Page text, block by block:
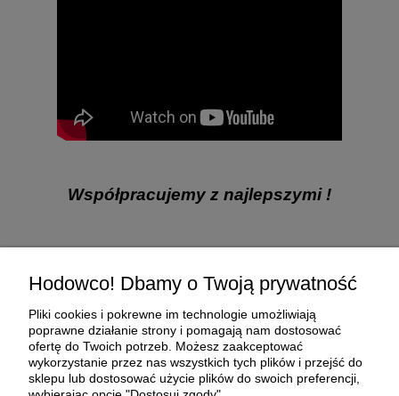
Współpracujemy z najlepszymi !
Moje konto
Płatności i dostawa
Hodowco! Dbamy o Twoją prywatność
Pliki cookies i pokrewne im technologie umożliwiają
poprawne działanie strony i pomagają nam dostosować
ofertę do Twoich potrzeb. Możesz zaakceptować
wykorzystanie przez nas wszystkich tych plików i przejść do
sklepu lub dostosować użycie plików do swoich preferencji,